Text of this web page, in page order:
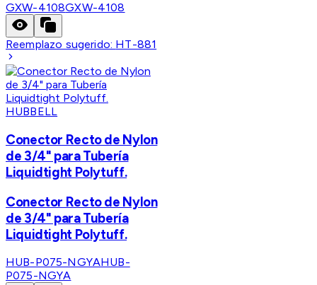
GXW-4108GXW-4108
Reemplazo sugerido: HT-881
HUBBELL
Conector Recto de Nylon
de 3/4" para Tubería
Liquidtight Polytuff.
Conector Recto de Nylon
de 3/4" para Tubería
Liquidtight Polytuff.
HUB-P075-NGYAHUB-
P075-NGYA